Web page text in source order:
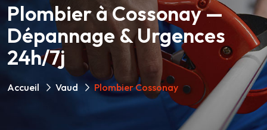
Plombier à Cossonay —
Dépannage & Urgences
24h/7j
Accueil Vaud Plombier Cossonay